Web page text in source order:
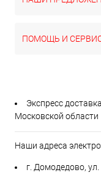
ПОМОЩЬ И
Экспресс
Московской области
Наши адреса
г. Домодедово,